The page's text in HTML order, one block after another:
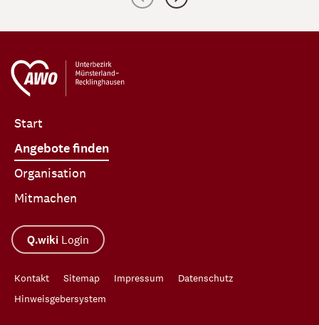
Start
Angebote finden
Organisation
Mitmachen
Q.wiki Login
Kontakt Sitemap Impressum
Datenschutz
Hinweisgebersystem